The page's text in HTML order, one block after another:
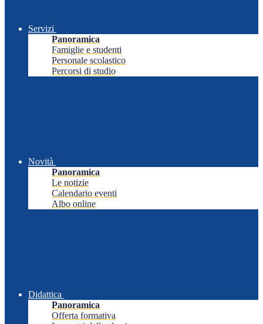
Servizi
Panoramica
Famiglie e studenti
Personale scolastico
Percorsi di studio
Novità
Panoramica
Le notizie
Calendario eventi
Albo online
Didattica
Panoramica
Offerta formativa